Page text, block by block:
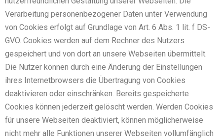
Verarbeitung personenbezogener Daten unter Verwendung
von Cookies erfolgt auf Grundlage von Art. 6 Abs. 1 lit. f DS-
GVO. Cookies werden auf dem Rechner des Nutzers
gespeichert und von dort an unsere Webseiten übermittelt.
Die Nutzer können durch eine Änderung der Einstellungen
ihres Internetbrowsers die Übertragung von Cookies
deaktivieren oder einschränken. Bereits gespeicherte
Cookies können jederzeit gelöscht werden. Werden Cookies
für unsere Webseiten deaktiviert, können möglicherweise
nicht mehr alle Funktionen unserer Webseiten vollumfänglich